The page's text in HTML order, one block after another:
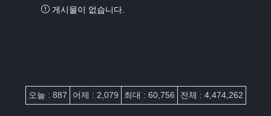
게시물이 없습니다.
접속자집계
오늘 : 887 어제 : 2,079 최대 : 60,756 전체 : 4,474,262